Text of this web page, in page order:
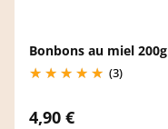
Bonbons au miel 200g
(3)
4,90 €